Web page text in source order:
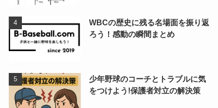
WBCの歴史に残る名場面を振り返
ろう！感動の瞬間まとめ
少年野球のコーチとトラブルに気
をつけよう!保護者対立の解決策